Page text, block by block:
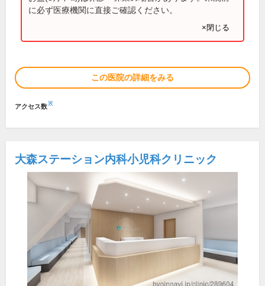
に必ず医療機関に直接ご確認ください。
×閉じる
この医院の詳細をみる
アクセス数※
大森ステーション内科小児科クリニック